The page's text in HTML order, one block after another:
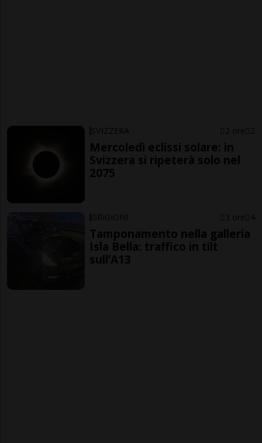
SVIZZERA 2 ore 2
Mercoledì eclissi solare: in
Svizzera si ripeterà solo nel
2075
GRIGIONI 3 ore 4
Tamponamento nella galleria
Isla Bella: traffico in tilt
sull’A13